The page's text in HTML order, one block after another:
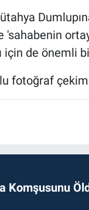
'sahabenin
için de önemli
fotoğraf
Komşusunu